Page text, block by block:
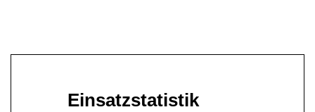
Einsatzstatistik